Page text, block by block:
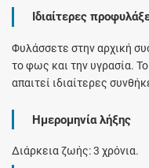
Ιδιαίτερες
Φυλάσσετε στην αρχική
το φως και την υγρασία.
απαιτεί ιδιαίτερες
Ημερομηνία λήξης
Διάρκεια ζωής: 3 χρόνια.